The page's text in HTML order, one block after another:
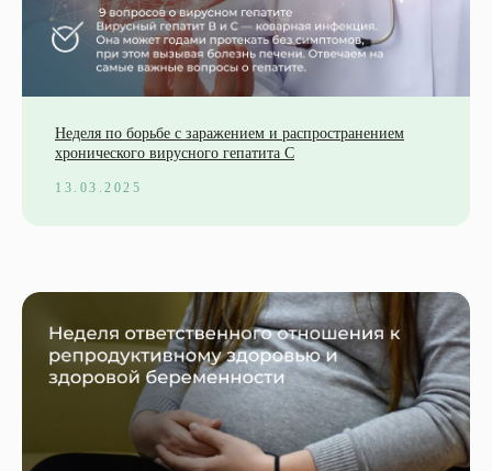
Неделя по борьбе с заражением и распространением
хронического вирусного гепатита С
13.03.2025